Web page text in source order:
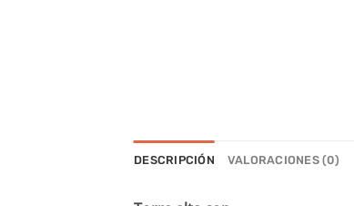
DESCRIPCIÓN VALORACIONES (0)